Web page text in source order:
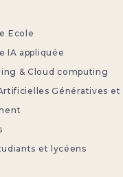
Ecole
IA appliquée
& Cloud computing
Génératives
et lycéens